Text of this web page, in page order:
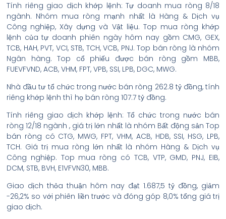
Tính riêng giao dịch khớp lệnh: Tự doanh mua ròng 8/18
ngành. Nhóm mua ròng mạnh nhất là Hàng & Dịch vụ
Công nghiệp, Xây dựng và Vật liệu. Top mua ròng khớp
lệnh của tự doanh phiên ngày hôm nay gồm CMG, GEX,
TCB, HAH, PVT, VCI, STB, TCH, VCB, PNJ. Top bán ròng là nhóm
Ngân hàng. Top cổ phiếu được bán ròng gồm MBB,
FUEVFVND, ACB, VHM, FPT, VPB, SSI, LPB, DGC, MWG.
Nhà đầu tư tổ chức trong nước bán ròng 262.8 tỷ đồng, tính
riêng khớp lệnh thì họ bán ròng 107.7 tỷ đồng.
Tính riêng giao dịch khớp lệnh: Tổ chức trong nước bán
ròng 12/18 ngành , giá trị lớn nhất là nhóm Bất động sản Top
bán ròng có CTG, MWG, FPT, VHM, ACB, HDB, SSI, HSG, LPB,
TCH. Giá trị mua ròng lớn nhất là nhóm Hàng & Dịch vụ
Công nghiệp. Top mua ròng có TCB, VTP, GMD, PNJ, EIB,
DCM, STB, BVH, E1VFVN30, MBB.
Giao dịch thỏa thuận hôm nay đạt 1.687,5 tỷ đồng, giảm
-26,2% so với phiên liền trước và đóng góp 8,0% tổng giá trị
giao dịch.